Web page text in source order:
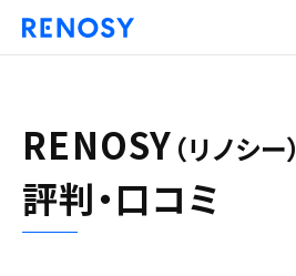
RENOSY （リノシー）
評判・口コミ